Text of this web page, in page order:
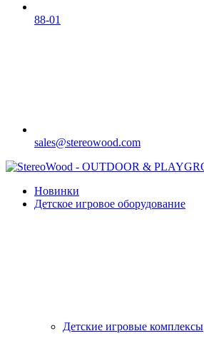
88-01
sales@stereowood.com
Новинки
Детское игровое оборудование
Детские игровые комплексы